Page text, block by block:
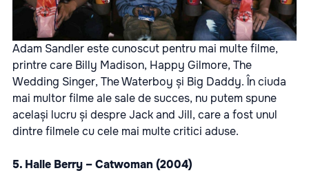
Adam Sandler este cunoscut pentru mai multe filme,
printre care Billy Madison, Happy Gilmore, The
Wedding Singer, The Waterboy și Big Daddy. În ciuda
mai multor filme ale sale de succes, nu putem spune
același lucru și despre Jack and Jill, care a fost unul
dintre filmele cu cele mai multe critici aduse.
5. Halle Berry – Catwoman (2004)